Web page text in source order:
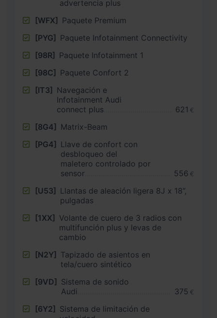
advertencia plus
[WFX] Paquete Premium
[PYG] Paquete Infotainment Connectivity
[98R] Paquete Infotainment 1
[98C] Paquete Confort 2
[IT3] Navegación e
Infotainment Audi
connect plus
621 €
[8G4] Matrix-Beam
[PG4] Llave de confort con
desbloqueo del
maletero controlado por
sensor
556 €
[U53] Llantas de aleación ligera 8J x 18”,
pulgadas
[1XX] Volante de cuero de 3 radios con
multifunción plus y levas de
cambio
[N2Y] Tapizado de asientos en
tela/cuero sintético
[9VD] Sistema de sonido
Audi
375 €
[6Y2] Sistema de limitación de